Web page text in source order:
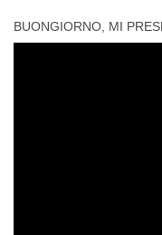
BUONGIORNO, MI